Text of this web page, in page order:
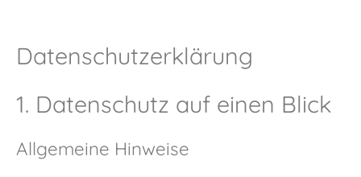
Datenschutz­erklärung
1. Datenschutz auf einen Blick
Allgemeine Hinweise